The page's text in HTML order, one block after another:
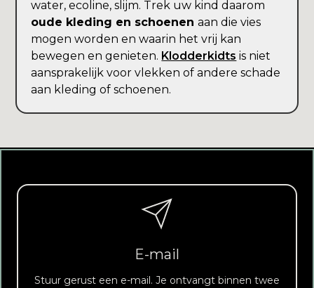
water, ecoline, slijm. Trek uw kind daarom
oude kleding en schoenenaan die vies
mogen worden en waarin het vrij kan
bewegen en genieten. Klodderkidts is niet
aansprakelijk voor vlekken of andere schade
aan kleding of schoenen.
E-mail
Stuur gerust een e-mail. Je ontvangt binnen twee